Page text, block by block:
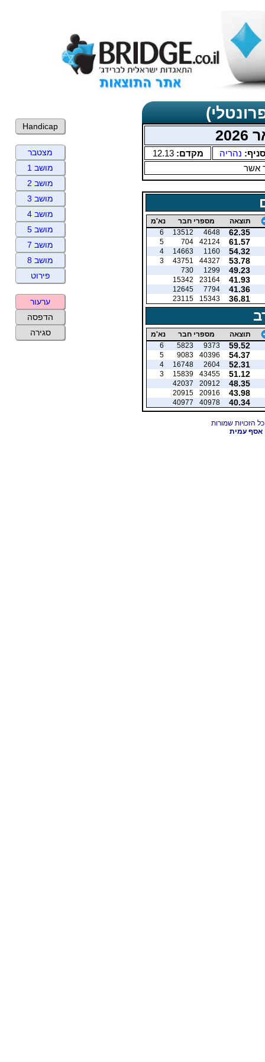
סניף: נהריה מקדם:12.13
אשר
תוצאה מספרי חבר נא'מ
62.35
4648
13512
6
61.57
42124
704
5
54.32
1160
14663
4
53.78
44327
43751
3
49.23
1299
730
41.93
23164
15342
41.36
7794
12645
36.81
15343
23115
תוצאה מספרי חבר נא'מ
59.52
9373
5823
6
54.37
40396
9083
5
52.31
2604
16748
4
51.12
43455
15839
3
48.35
20912
42037
43.98
20916
20915
40.34
40978
40977
אסף עמית
Handicap
מצטבר
מושב 1
מושב 2
מושב 3
מושב 4
מושב 5
מושב 7
מושב 8
פירוט
ערעור
הדפסה
סגירה